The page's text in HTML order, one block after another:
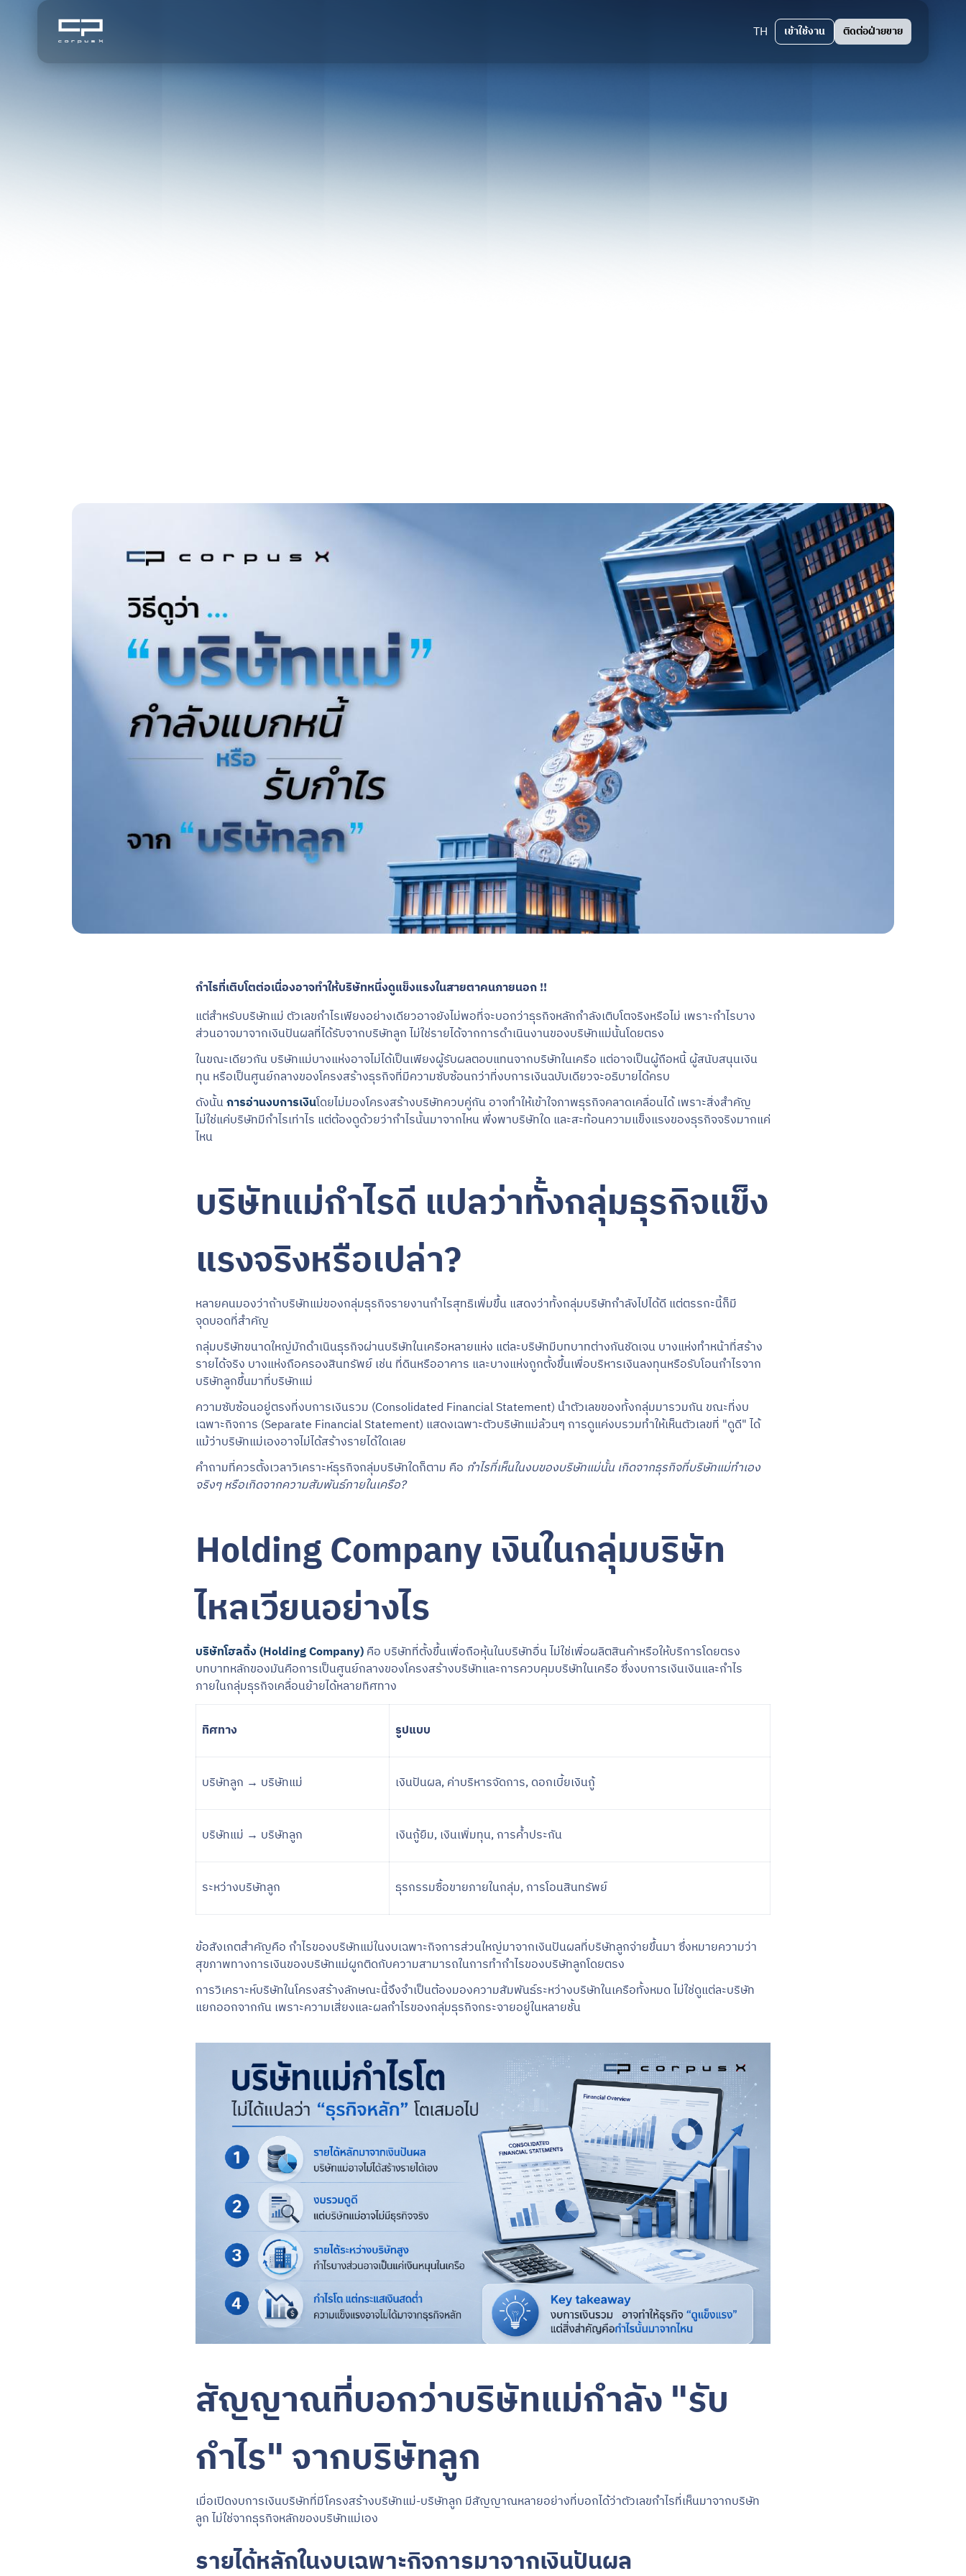
TH เข้าใช้งาน ติดต่อฝ่ายขาย
กำไรที่เติบโตต่อเนื่องอาจทำให้บริษัทหนึ่งดูแข็งแรงในสายตาคนภายนอก !!
แต่สำหรับบริษัทแม่ ตัวเลขกำไรเพียงอย่างเดียวอาจยังไม่พอที่จะบอกว่าธุรกิจหลักกำลังเติบโตจริงหรือไม่ เพราะกำไรบาง
ส่วนอาจมาจากเงินปันผลที่ได้รับจากบริษัทลูก ไม่ใช่รายได้จากการดำเนินงานของบริษัทแม่นั้นโดยตรง
ในขณะเดียวกัน บริษัทแม่บางแห่งอาจไม่ได้เป็นเพียงผู้รับผลตอบแทนจากบริษัทในเครือ แต่อาจเป็นผู้ถือหนี้ ผู้สนับสนุนเงิน
ทุน หรือเป็นศูนย์กลางของโครงสร้างธุรกิจที่มีความซับซ้อนกว่าที่งบการเงินฉบับเดียวจะอธิบายได้ครบ
ดังนั้นการอ่านงบการเงินโดยไม่มองโครงสร้างบริษัทควบคู่กัน อาจทำให้เข้าใจภาพธุรกิจคลาดเคลื่อนได้ เพราะสิ่งสำคัญ
ไม่ใช่แค่บริษัทมีกำไรเท่าไร แต่ต้องดูด้วยว่ากำไรนั้นมาจากไหน พึ่งพาบริษัทใด และสะท้อนความแข็งแรงของธุรกิจจริงมากแค่
ไหน
บริษัทแม่กำไรดี แปลว่าทั้งกลุ่มธุรกิจแข็ง
แรงจริงหรือเปล่า?
หลายคนมองว่าถ้าบริษัทแม่ของกลุ่มธุรกิจรายงานกำไรสุทธิเพิ่มขึ้น แสดงว่าทั้งกลุ่มบริษัทกำลังไปได้ดี แต่ตรรกะนี้ก็มี
จุดบอดที่สำคัญ
กลุ่มบริษัทขนาดใหญ่มักดำเนินธุรกิจผ่านบริษัทในเครือหลายแห่ง แต่ละบริษัทมีบทบาทต่างกันชัดเจน บางแห่งทำหน้าที่สร้าง
รายได้จริง บางแห่งถือครองสินทรัพย์ เช่น ที่ดินหรืออาคาร และบางแห่งถูกตั้งขึ้นเพื่อบริหารเงินลงทุนหรือรับโอนกำไรจาก
บริษัทลูกขึ้นมาที่บริษัทแม่
ความซับซ้อนอยู่ตรงที่งบการเงินรวม (Consolidated Financial Statement) นำตัวเลขของทั้งกลุ่มมารวมกัน ขณะที่งบ
เฉพาะกิจการ (Separate Financial Statement) แสดงเฉพาะตัวบริษัทแม่ล้วนๆ การดูแค่งบรวมทำให้เห็นตัวเลขที่ "ดูดี" ได้
แม้ว่าบริษัทแม่เองอาจไม่ได้สร้างรายได้ใดเลย
คำถามที่ควรตั้งเวลาวิเคราะห์ธุรกิจกลุ่มบริษัทใดก็ตาม คือ กำไรที่เห็นในงบของบริษัทแม่นั้น เกิดจากธุรกิจที่บริษัทแม่ทำเอง
จริงๆ หรือเกิดจากความสัมพันธ์ภายในเครือ?
Holding Company เงินในกลุ่มบริษัท
ไหลเวียนอย่างไร
บริษัทโฮลดิ้ง (Holding Company)คือ บริษัทที่ตั้งขึ้นเพื่อถือหุ้นในบริษัทอื่น ไม่ใช่เพื่อผลิตสินค้าหรือให้บริการโดยตรง
บทบาทหลักของมันคือการเป็นศูนย์กลางของโครงสร้างบริษัทและการควบคุมบริษัทในเครือ ซึ่งงบการเงินเงินและกำไร
ภายในกลุ่มธุรกิจเคลื่อนย้ายได้หลายทิศทาง
ทิศทาง รูปแบบ
บริษัทลูก → บริษัทแม่ เงินปันผล, ค่าบริหารจัดการ, ดอกเบี้ยเงินกู้
บริษัทแม่ → บริษัทลูก เงินกู้ยืม, เงินเพิ่มทุน, การค้ำประกัน
ระหว่างบริษัทลูก ธุรกรรมซื้อขายภายในกลุ่ม, การโอนสินทรัพย์
ข้อสังเกตสำคัญคือ กำไรของบริษัทแม่ในงบเฉพาะกิจการส่วนใหญ่มาจากเงินปันผลที่บริษัทลูกจ่ายขึ้นมา ซึ่งหมายความว่า
สุขภาพทางการเงินของบริษัทแม่ผูกติดกับความสามารถในการทำกำไรของบริษัทลูกโดยตรง
การวิเคราะห์บริษัทในโครงสร้างลักษณะนี้จึงจำเป็นต้องมองความสัมพันธ์ระหว่างบริษัทในเครือทั้งหมด ไม่ใช่ดูแต่ละบริษัท
แยกออกจากกัน เพราะความเสี่ยงและผลกำไรของกลุ่มธุรกิจกระจายอยู่ในหลายชั้น
สัญญาณที่บอกว่าบริษัทแม่กำลัง "รับ
กำไร" จากบริษัทลูก
เมื่อเปิดงบการเงินบริษัทที่มีโครงสร้างบริษัทแม่-บริษัทลูก มีสัญญาณหลายอย่างที่บอกได้ว่าตัวเลขกำไรที่เห็นมาจากบริษัท
ลูก ไม่ใช่จากธุรกิจหลักของบริษัทแม่เอง
รายได้หลักในงบเฉพาะกิจการมาจากเงินปันผล